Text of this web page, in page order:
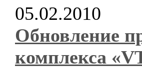
05.02.2010
Обновление
комплекса